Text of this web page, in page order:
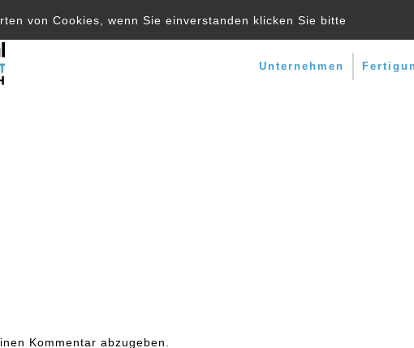
von Cookies, wenn Sie einverstanden klicken Sie bitte
Unternehmen
Kommentar abzugeben.